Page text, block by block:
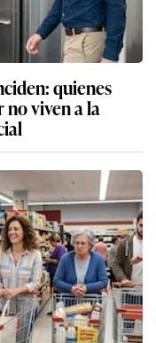
quienes
no viven a la